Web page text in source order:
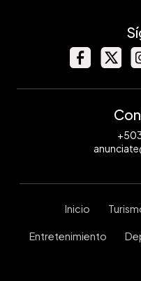
Inicio
Entretenimiento